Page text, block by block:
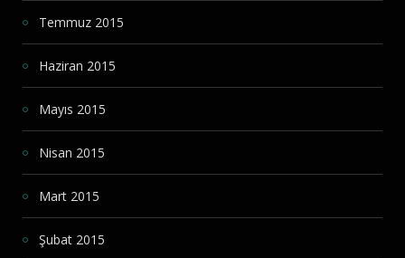
Temmuz 2015
Haziran 2015
Mayıs 2015
Nisan 2015
Mart 2015
Şubat 2015